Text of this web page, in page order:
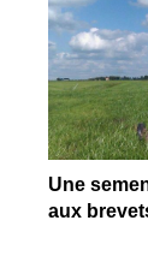
Une
aux